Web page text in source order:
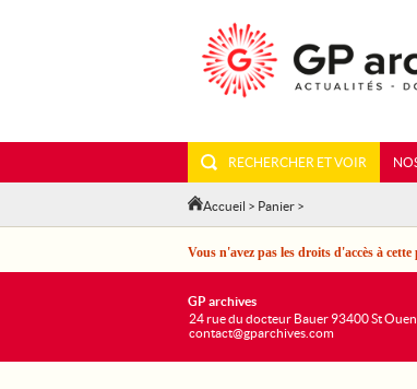
RECHERCHER ET VOIR
Accueil > Panier >
Vous n'avez pas les droits d'accès à cette
GP archives
24 rue du docteur Bauer 93400 St Ouen
contact@gparchives.com